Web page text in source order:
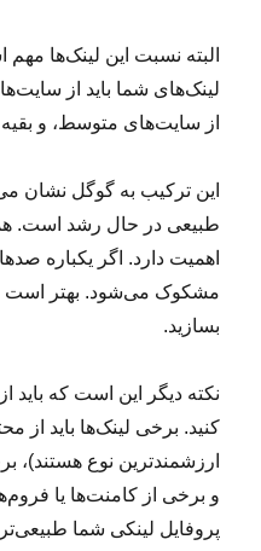
از سایت‌های متوسط، و
این ترکیب به گوگل نشان
طبیعی در حال رشد است.
اهمیت دارد. اگر یکباره
مشکوک می‌شود. بهتر است
بسازید.
نکته دیگر این است که باید
کنید. برخی لینک‌ها باید از
ارزشمندترین نوع هستند)،
و برخی از کامنت‌ها یا
پروفایل لینکی شما